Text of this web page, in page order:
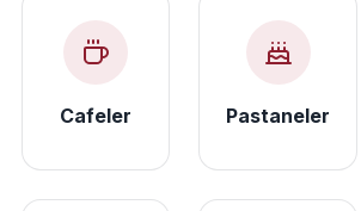
Cafeler Pastaneler